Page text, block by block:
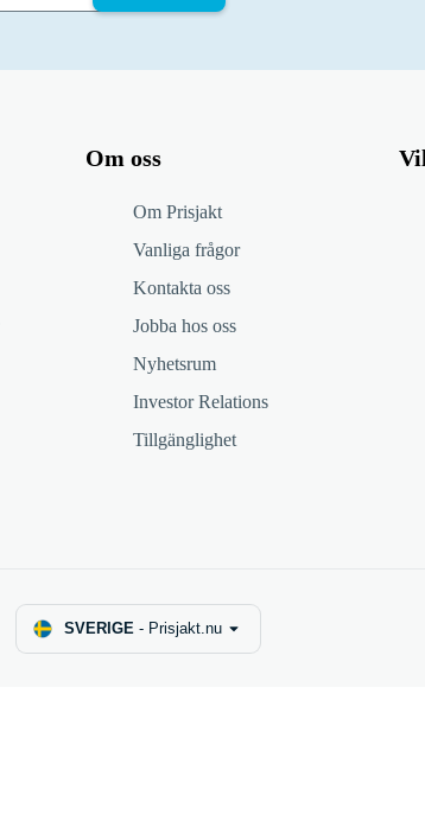
Om oss
Om Prisjakt
Vanliga frågor
Kontakta oss
Jobba hos oss
Nyhetsrum
Investor Relations
Tillgänglighet
SVERIGE - Prisjakt.nu